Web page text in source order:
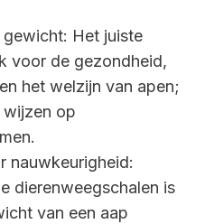
Het juiste
voor de gezondheid,
het welzijn van apen;
op
nauwkeurigheid:
dierenweegschalen is
van een aap